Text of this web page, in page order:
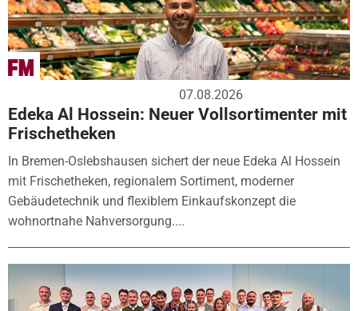
07.08.2026
Edeka Al Hossein: Neuer Vollsortimenter mit
Frischetheken
In Bremen-Oslebshausen sichert der neue Edeka Al Hossein
mit Frischetheken, regionalem Sortiment, moderner
Gebäudetechnik und flexiblem Einkaufskonzept die
wohnortnahe Nahversorgung....